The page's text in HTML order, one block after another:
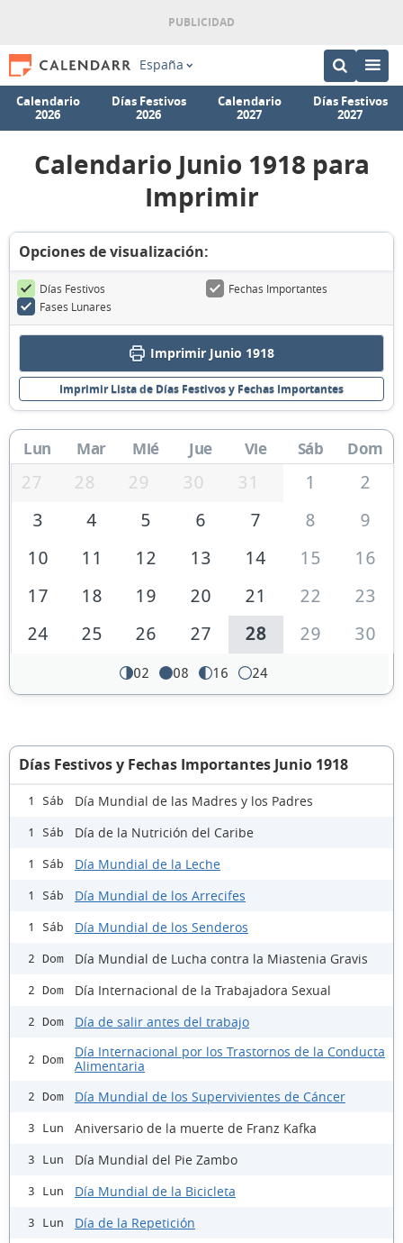
España
Calendario
2026
Días Festivos
2026
Calendario
2027
Días Festivos
2027
Calendario Junio 1918 para
Imprimir
Opciones de visualización:
Días Festivos
Fechas Importantes
Fases Lunares
Imprimir Junio 1918
Imprimir Lista de Días Festivos y Fechas Importantes
Lun Mar Mié Jue Vie Sáb Dom
27 28 29 30 31 1
2
3
4 5 6 7 8
9
10
11 12 13 14 15
16
17
18 19 20 21 22
23
24
25 26 27 28 29 30
02 08 16 24
Días Festivos y Fechas Importantes Junio 1918
1 Sáb Día Mundial de las Madres y los Padres
1 Sáb Día de la Nutrición del Caribe
1 Sáb Día Mundial de la Leche
1 Sáb Día Mundial de los Arrecifes
1 Sáb Día Mundial de los Senderos
2 Dom Día Mundial de Lucha contra la Miastenia Gravis
2 Dom Día Internacional de la Trabajadora Sexual
2 Dom Día de salir antes del trabajo
2 Dom
Día Internacional por los Trastornos de la Conducta
Alimentaria
2 Dom Día Mundial de los Supervivientes de Cáncer
3 Lun Aniversario de la muerte de Franz Kafka
3 Lun Día Mundial del Pie Zambo
3 Lun Día Mundial de la Bicicleta
3 Lun Día de la Repetición